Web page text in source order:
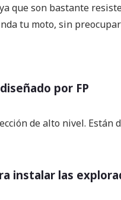
que son bastante
tu moto, sin
por FP
de alto nivel.
instalar las